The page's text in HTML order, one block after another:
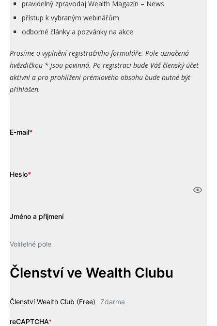
pravidelný zpravodaj Wealth Magazín – News
přístup k vybraným webinářům
odborné články a pozvánky na akce
Prosíme o vyplnění registračního formuláře. Pole označená
hvězdičkou * jsou povinná. Po registraci bude Váš členský účet
aktivní a pro prohlížení prémiového obsahu bude nutné být
přihlášen.
E-mail*
Heslo*
Jméno a příjmení
Volitelné pole
Členství ve Wealth Clubu
Členství Wealth Club (Free) Zdarma
reCAPTCHA*